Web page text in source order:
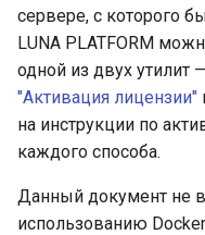
LUNA PLATFORM
LUNA PLATFORM
LUNA PLATFORM v.5.38.3
LUNA PLATFORM
сервере, с которого
LUNA PLATFORM
одной из двух утилит
"Активация лицензии"
на инструкции по
каждого способа.
Данный документ не
использованию